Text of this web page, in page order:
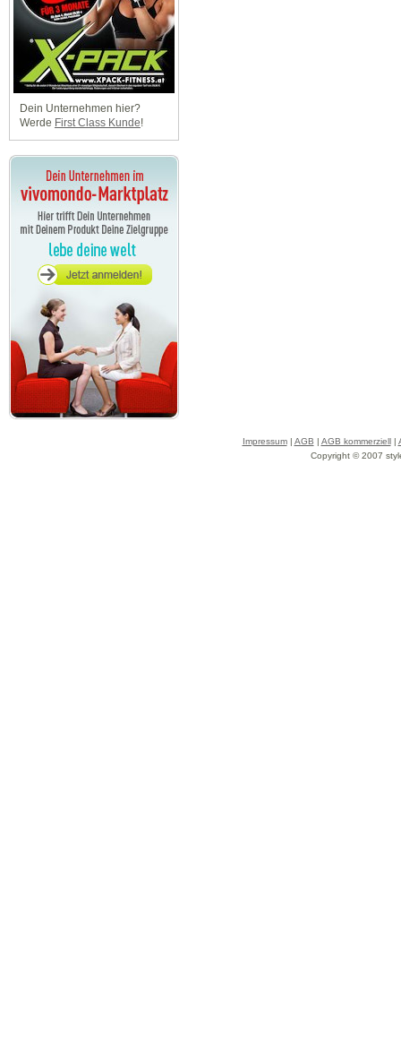
Dein Unternehmen hier?
Werde First Class Kunde!
Impressum| AGB | AGB kommerziell|
Copyright © 2007